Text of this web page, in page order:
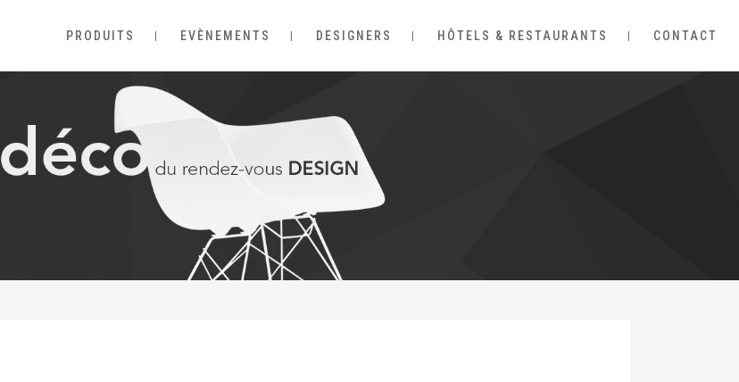
PRODUITS EVÈNEMENTS DESIGNERS HÔTELS & RESTAURANTS CONTACT